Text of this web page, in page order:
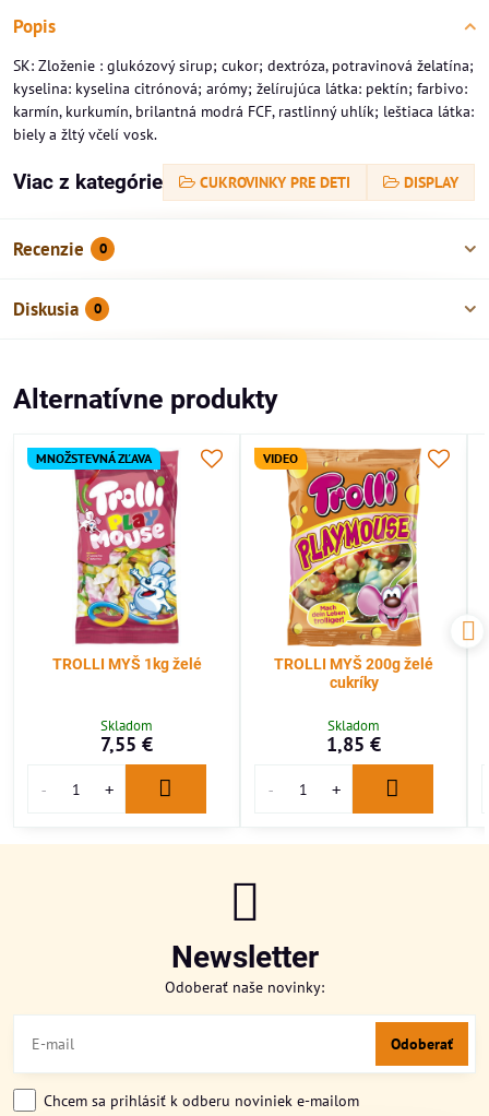
Popis
SK: Zloženie : glukózový sirup; cukor; dextróza, potravinová želatína;
kyselina: kyselina citrónová; arómy; želírujúca látka: pektín; farbivo:
karmín, kurkumín, brilantná modrá FCF, rastlinný uhlík; leštiaca látka:
biely a žltý včelí vosk.
Viac z kategórie CUKROVINKY PRE DETI DISPLAY
Recenzie 0
Diskusia 0
Alternatívne produkty
MNOŽSTEVNÁ ZĽAVA
TROLLI MYŠ 1kg želé
Skladom
7,55 €
VIDEO
TROLLI MYŠ 200g želé
cukríky
Skladom
1,85 €
Newsletter
Odoberať naše novinky:
Odoberať
Chcem sa prihlásiť k odberu noviniek e-mailom